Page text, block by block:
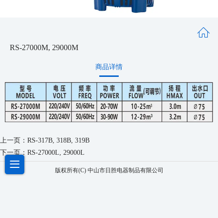
RS-27000M, 29000M
商品详情
上一页： RS-317B, 318B, 319B
下一页： RS-27000L, 29000L
版权所有(C) 中山市日胜电器制品有限公司